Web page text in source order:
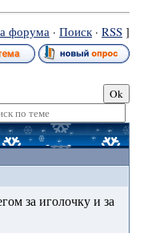
форума· Поиск· RSS]
за иголочку и за